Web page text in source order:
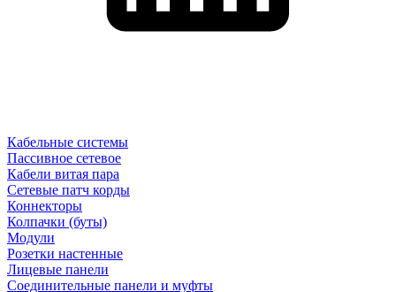
Кабельные системы
Пассивное сетевое
Кабели витая пара
Сетевые патч корды
Коннекторы
Колпачки (буты)
Модули
Розетки настенные
Лицевые панели
Соединительные панели и муфты